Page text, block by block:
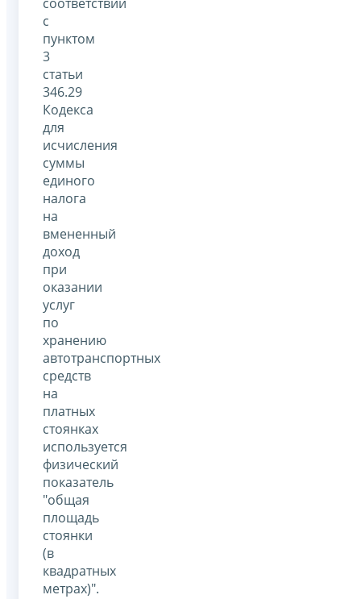
с
пунктом
3
статьи
346.29
Кодекса
для
исчисления
суммы
единого
налога
на
вмененный
доход
при
оказании
услуг
по
хранению
автотранспортных
средств
на
платных
стоянках
используется
физический
показатель
"общая
площадь
стоянки
(в
квадратных
метрах)".